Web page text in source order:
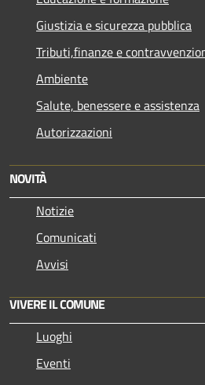
Giustizia e sicurezza pubblica
Tributi,finanze e
Ambiente
Salute, benessere e assistenza
Autorizzazioni
NOVITÀ
Notizie
Comunicati
Avvisi
VIVERE IL COMUNE
Luoghi
Eventi